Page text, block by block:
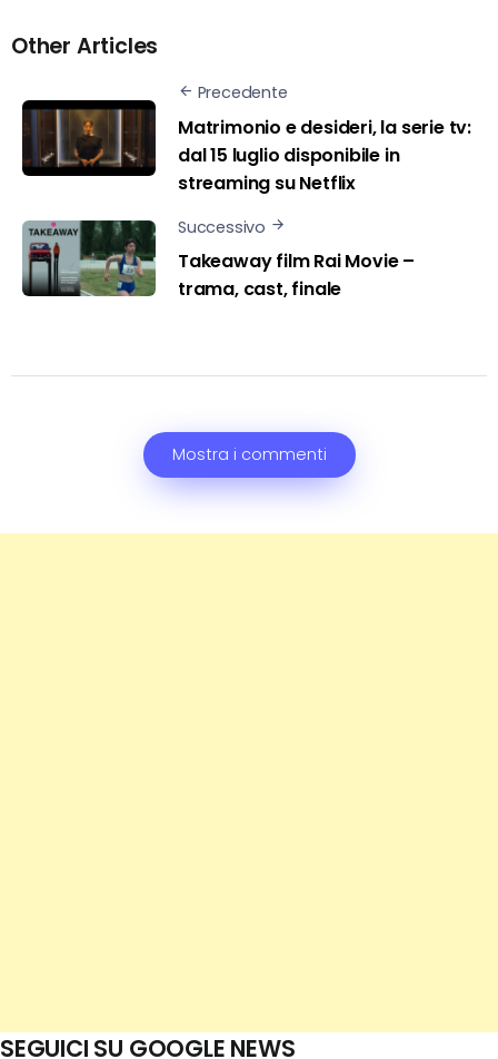
Other Articles
Precedente
Matrimonio e desideri, la serie tv:
dal 15 luglio disponibile in
streaming su Netflix
Successivo
Takeaway film Rai Movie –
trama, cast, finale
Mostra i commenti
SEGUICI SU GOOGLE NEWS